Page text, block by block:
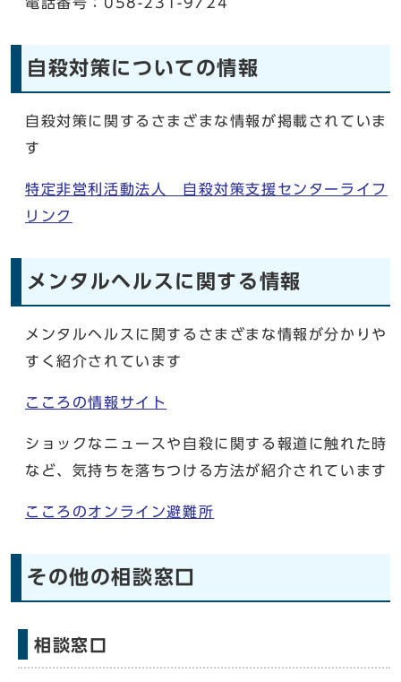
自殺対策についての情報
自殺対策に関するさまざまな情報が掲載されていま
す
特定非営利活動法人 自殺対策支援センターライフ
リンク
メンタルヘルスに関する情報
メンタルヘルスに関するさまざまな情報が分かりや
すく紹介されています
こころの情報サイト
ショックなニュースや自殺に関する報道に触れた時
など、気持ちを落ちつける方法が紹介されています
こころのオンライン避難所
その他の相談窓口
相談窓口